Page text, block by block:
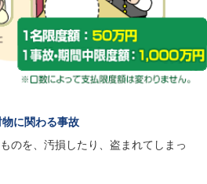
に関わる事故
のを、汚損したり、盗まれてしまっ